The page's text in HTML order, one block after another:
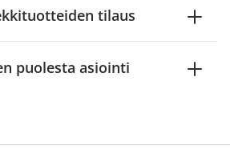
tilaus
puolesta asiointi